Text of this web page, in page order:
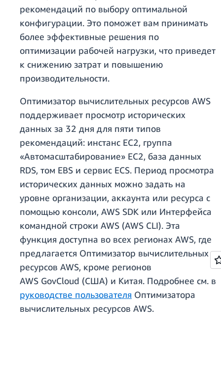
рекомендаций по выбору оптимальной
конфигурации. Это поможет вам принимать
более эффективные решения по
оптимизации рабочей нагрузки, что приведет
к снижению затрат и повышению
производительности.
Оптимизатор вычислительных ресурсов AWS
поддерживает просмотр исторических
данных за 32 дня для пяти типов
рекомендаций: инстанс EC2, группа
«Автомасштабирование» EC2, база данных
RDS, том EBS и сервис ECS. Период просмотра
исторических данных можно задать на
уровне организации, аккаунта или ресурса с
помощью консоли, AWS SDK или Интерфейса
командной строки AWS (AWS CLI). Эта
функция доступна во всех регионах AWS, где
предлагается Оптимизатор вычислительных
ресурсов AWS, кроме регионов
AWS GovCloud (США) и Китая. Подробнее см. в
руководстве пользователя Оптимизатора
вычислительных ресурсов AWS.